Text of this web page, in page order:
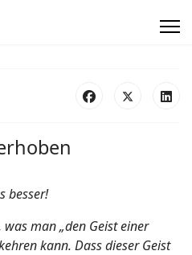
besser!
man „den Geist einer
kann. Dass dieser Geist